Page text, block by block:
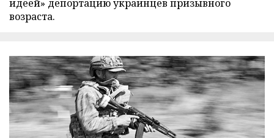
идеей» депортацию украинцев призывного
возраста.